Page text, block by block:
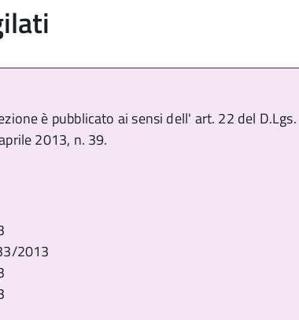
è pubblicato ai sensi dell' art. 22 del
2013, n. 39.
2013